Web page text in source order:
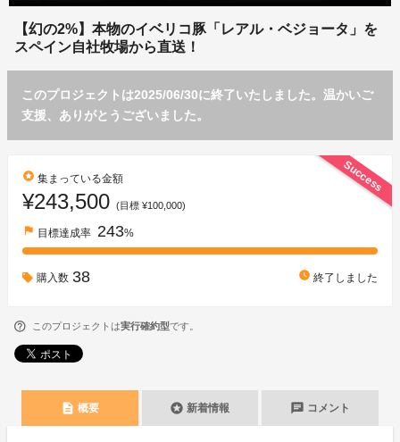
【幻の2%】本物のイベリコ豚「レアル・ベジョータ」を
スペイン自社牧場から直送！
このプロジェクトは2025/06/30に終了いたしました。温かいご
支援、ありがとうございました。
Success
stars 集まっている金額
¥243,500 (目標 ¥100,000)
flag 目標達成率 243%
購入数 38 watch_later 終了しました
このプロジェクトは実行確約型です。
description 概要 stars 新着情報 chat コメント